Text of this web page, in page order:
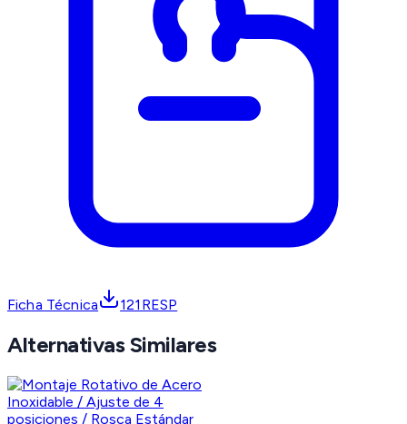
Ficha Técnica 121RESP
Alternativas Similares